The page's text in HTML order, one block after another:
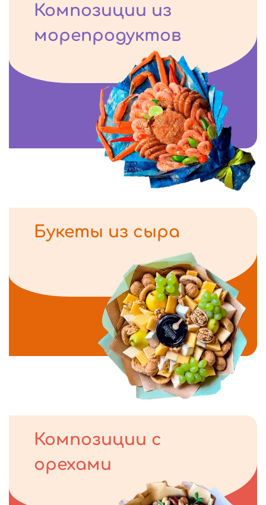
Композиции из
морепродуктов
Букеты из сыра
Композиции с
орехами